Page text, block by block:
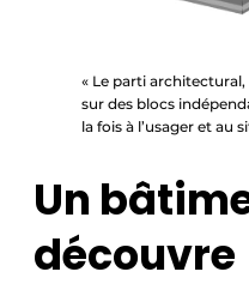
« Le parti
sur des blocs
la fois à l’usager et au
Un
découvre